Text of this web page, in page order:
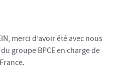
merci d’avoir été avec nous
groupe BPCE en charge de